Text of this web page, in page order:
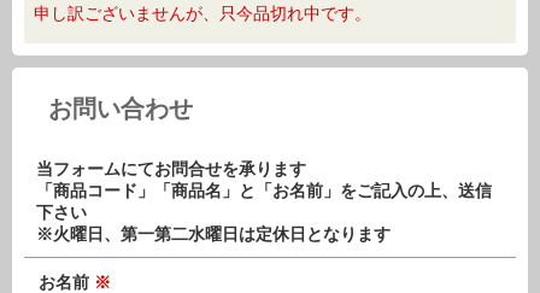
申し訳ございませんが、只今品切れ中です。
お問い合わせ
当フォームにてお問合せを承ります
「商品コード」「商品名」と「お名前」をご記入の上、送信
下さい
※火曜日、第一第二水曜日は定休日となります
お名前 ※